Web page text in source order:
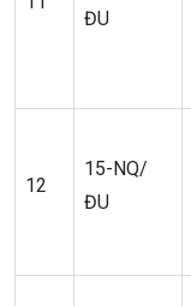
ĐU
12
15-NQ/
ĐU